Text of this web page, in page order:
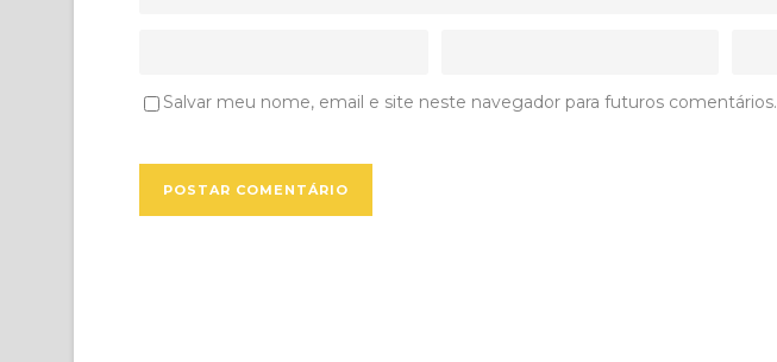
Salvar meu nome, email e site neste navegador para futuros comentários.